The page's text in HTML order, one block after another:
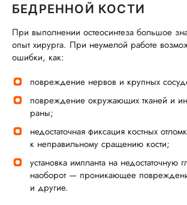
БЕДРЕННОЙ КОСТИ
При выполнении остеосинтеза большое
опыт хирурга. При неумелой работе
ошибки, как:
повреждение нервов и крупных
повреждение окружающих тканей и
раны;
недостаточная фиксация костных
к неправильному сращению кости;
установка импланта на недостаточную
наоборот — проникающее
и другие.